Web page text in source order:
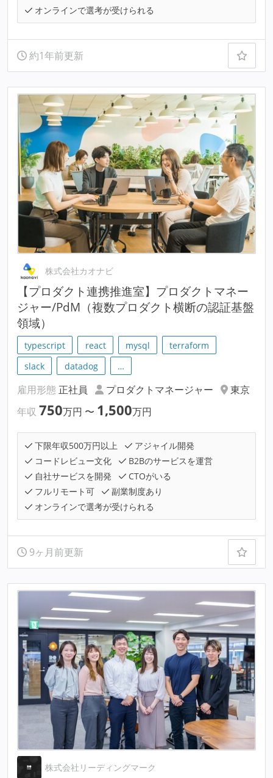
オンラインで選考が受けられる
約1年前更新
株式会社カオナビ
【プロダクト連携推進室】プロダクトマネー
ジャー/PdM（複数プロダクト横断の認証基盤
領域）
typescript react mysql
terraform
slack
datadog …
雇用形態 正社員 プロダクトマネージャー
東京
年収 750万円 〜 1,500万円
下限年収500万円以上
アジャイル開発
コードレビュー文化
B2Bのサービスを運営
自社サービスを開発
CTOがいる
フルリモート可
副業制度あり
オンラインで選考が受けられる
9ヶ月前更新
株式会社リーディングマーク